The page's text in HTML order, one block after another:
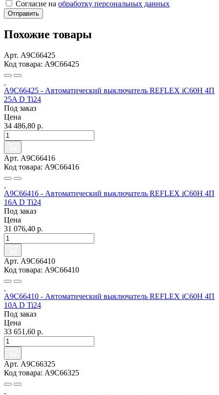
Согласие на обработку персональных данных
Отправить
Похожие товары
Арт. A9C66425
Код товара: A9C66425
A9C66425 - Автоматический выключатель REFLEX iC60H 4П
25A D Ti24
Под заказ
Цена
34 486,80 р.
Арт. A9C66416
Код товара: A9C66416
A9C66416 - Автоматический выключатель REFLEX iC60H 4П
16A D Ti24
Под заказ
Цена
31 076,40 р.
Арт. A9C66410
Код товара: A9C66410
A9C66410 - Автоматический выключатель REFLEX iC60H 4П
10A D Ti24
Под заказ
Цена
33 651,60 р.
Арт. A9C66325
Код товара: A9C66325